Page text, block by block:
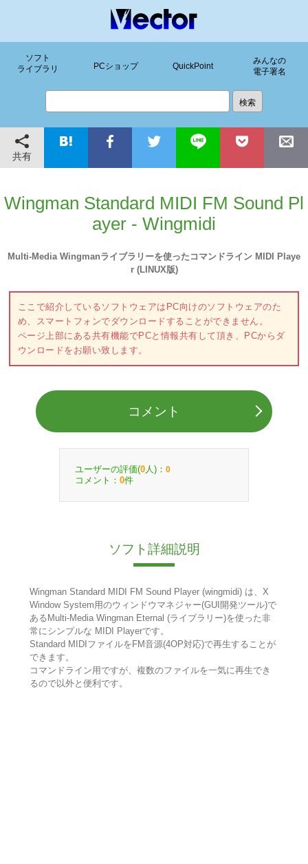
ソフト
ライブラリ
PCショップ QuickPoint
みんなの
電子署名
共有
Wingman Standard MIDI FM Sound Pl
ayer - Wingmidi
Multi-Media Wingmanライブラリーを使ったコマンドライン MIDI Playe
r (LINUX版)
ここで紹介しているソフトウェアはPC向けのソフトウェアのた
め、スマートフォンでダウンロードすることができません。
ページ上部にある共有機能でPCと情報共有して頂き、PCからダ
ウンロードをお願い致します。
コメント
ユーザーの評価(0 人)： 0
コメント： 0件
ソフト詳細説明
Wingman Standard MIDI FM Sound Player (wingmidi) は、X
Window System用のウィンドウマネジャー(GUI開発ツール)で
あるMulti-Media Wingman Eternal (ライブラリー)を使った非
常にシンプルな MIDI Playerです。
Standard MIDIファイルをFM音源(4OP対応)で再生することが
できます。
コマンドライン用ですが、複数のファイルを一気に再生でき
るので以外と便利です。